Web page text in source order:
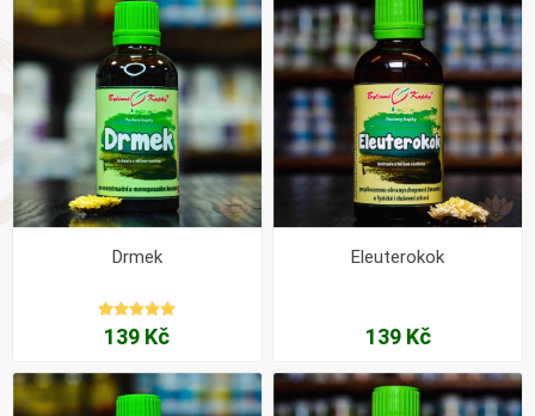
Drmek
139 Kč
Eleuterokok
139 Kč